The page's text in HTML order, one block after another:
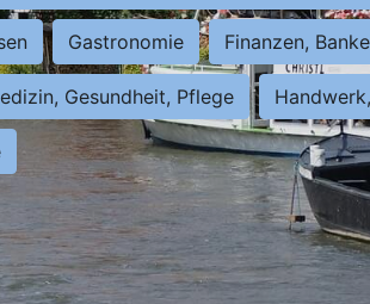
Gastronomie Finanzen,
Gesundheit, Pflege